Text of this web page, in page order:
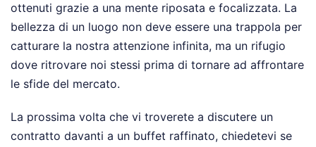
ottenuti grazie a una mente riposata e focalizzata. La
bellezza di un luogo non deve essere una trappola per
catturare la nostra attenzione infinita, ma un rifugio
dove ritrovare noi stessi prima di tornare ad affrontare
le sfide del mercato.
La prossima volta che vi troverete a discutere un
contratto davanti a un buffet raffinato, chiedetevi se